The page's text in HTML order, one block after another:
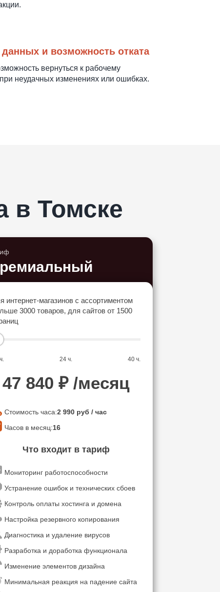
и возможность отката
вернуться к рабочему
неудачных изменениях или ошибках.
в Томске
интернет-магазинов с ассортиментом
3000 товаров, для сайтов от 1500
24 ч. 40 ч.
47 840 ₽ /месяц
Стоимость часа:2 990 руб / час
Часов в месяц:16
Что входит в тариф
Мониторинг работоспособности
Устранение ошибок и технических сбоев
Контроль оплаты хостинга и домена
Настройка резервного копирования
Диагностика и удаление вирусов
Разработка и доработка функционала
Изменение элементов дизайна
Минимальная реакция на падение сайта